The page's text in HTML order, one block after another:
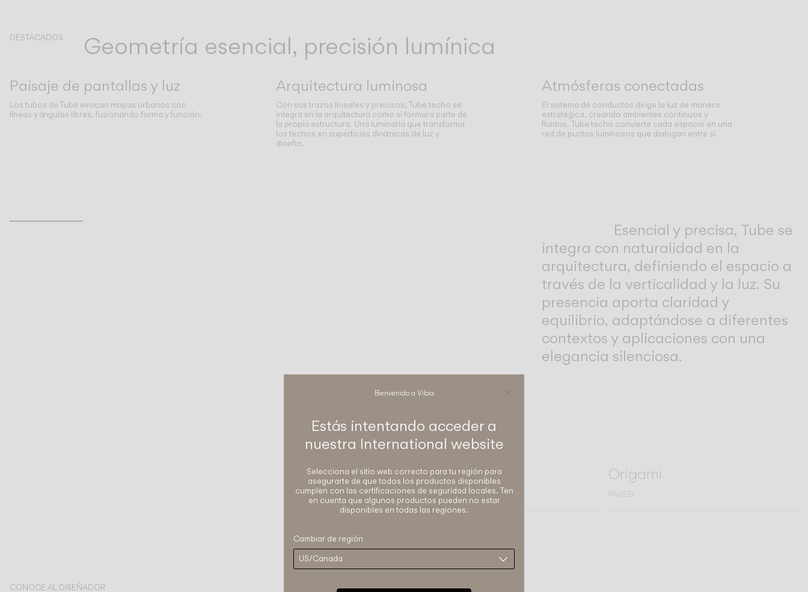
DESTACADOS Geometría esencial, precisión lumínica
Paisaje de pantallas y luz
Los tubos de Tube evocan mapas urbanos con
líneas y ángulos libres, fusionando forma y función.
Arquitectura luminosa
Con sus trazos lineales y precisos, Tube techo se
integra en la arquitectura como si formara parte de
la propia estructura. Una luminaria que transforma
los techos en superficies dinámicas de luz y
diseño.
Atmósferas conectadas
El sistema de conductos dirige la luz de manera
estratégica, creando ambientes continuos y
fluidos. Tube techo convierte cada espacio en una
red de puntos luminosos que dialogan entre sí.
Inspirational Book
Esencial y precisa, Tube se
integra con naturalidad en la
arquitectura, definiendo el espacio a
través de la verticalidad y la luz. Su
presencia aporta claridad y
equilibrio, adaptándose a diferentes
contextos y aplicaciones con una
elegancia silenciosa.
COMPLETA TU ATMÓSFERA
Flat
PIE Y SOBREMESA
Origami
PARED
CONOCE AL DISEÑADOR
Bienvenido a Vibia
Estás intentando acceder a
nuestra International website
Selecciona el sitio web correcto para tu región para
asegurarte de que todos los productos disponibles
cumplen con las certificaciones de seguridad locales. Ten
en cuenta que algunos productos pueden no estar
disponibles en todas las regiones.
Cambiar de región